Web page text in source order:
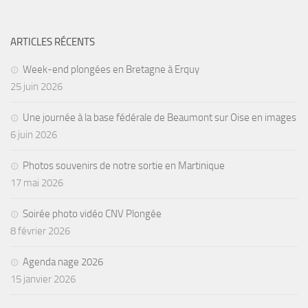
Les Palmes du Lac
Résultats Compétitions
MATERIEL
Section Matériel
Occasions
ARTICLES RÉCENTS
Week-end plongées en Bretagne à Erquy
25 juin 2026
Une journée à la base fédérale de Beaumont sur Oise en images
6 juin 2026
Photos souvenirs de notre sortie en Martinique
17 mai 2026
Soirée photo vidéo CNV Plongée
8 février 2026
Agenda nage 2026
15 janvier 2026